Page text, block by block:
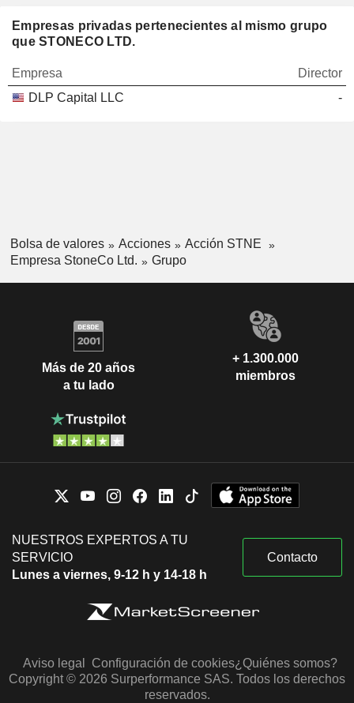
Empresas privadas pertenecientes al mismo grupo
que STONECO LTD.
Empresa
Director
DLP Capital LLC
-
Bolsa de valores Acciones
Acción STNE
Empresa StoneCo Ltd.
Grupo
Más de 20 años
a tu lado
+ 1.300.000
miembros
NUESTROS EXPERTOS A TU
SERVICIO
Lunes a viernes, 9-12 h y 14-18 h
Contacto
Aviso legal Configuración de cookies¿Quiénes somos?
Copyright © 2026 Surperformance SAS. Todos los derechos
reservados.